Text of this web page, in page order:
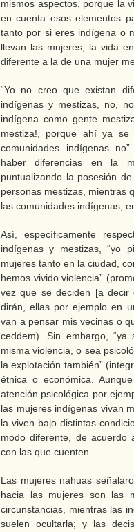
mismos aspectos, porque la
en cuenta esos elementos
tanto por si eres indígena o
llevan las mujeres, la vida
diferente a la de una mujer
“Yo no creo que existan
indígenas y mestizas, no,
indígena como gente
mestiza!, porque ahí ya
comunidades indígenas
haber diferencias en la
puntualizando la posesión
personas mestizas, mientras
las comunidades indígenas;
Así, específicamente
indígenas y mestizas, “yo
mujeres tanto en la ciudad,
hemos vivido violencia”
vez que se deciden [a decir
dirán, ellas por ejemplo en
van a pensar mis vecinas o
ceddem). Sin embargo,
misma violencia, o sea
la explotación también”
étnica o económica.
atención psicológica por
las mujeres indígenas vivan
la viven bajo distintas
modo diferente, de acuerdo
con las que cuenten.
Las mujeres nahuas
hacia las mujeres son las
circunstancias, mientras las
suelen ocultarla; y las